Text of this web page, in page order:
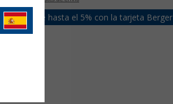
un bonus de hasta el 5% con la tarjeta Berger